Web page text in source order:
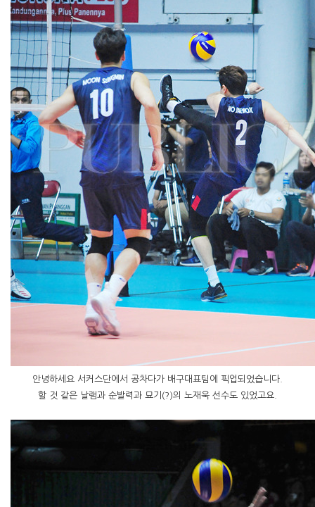
안녕하세요 서커스단에서 공차다가 배구대표팀에 픽업되었습니다.
할 것 같은 날램과 순발력과 묘기(?)의 노재욱 선수도 있었고요.